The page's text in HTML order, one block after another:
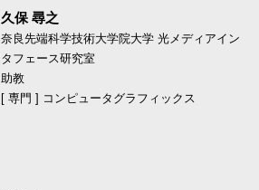
久保 尋之
奈良先端科学技術大学院大学 光メディアイン
タフェース研究室
助教
[ 専門 ] コンピュータグラフィックス